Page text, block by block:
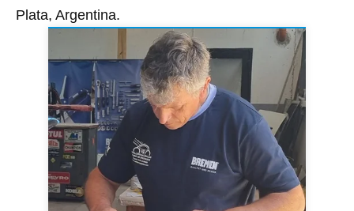
Plata, Argentina.